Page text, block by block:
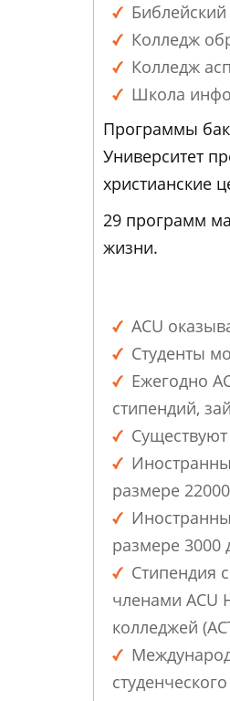
Колледж
Колледж
Школа
Программы
Университет
христианские
29 программ
жизни.
ACU
Студенты
Ежегодно
стипендий,
размере
размере 3000
Стипендия
членами ACU
колледжей